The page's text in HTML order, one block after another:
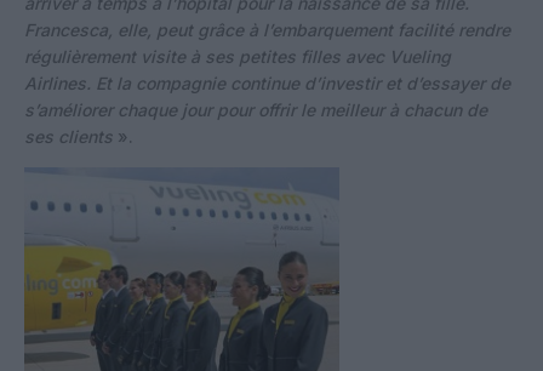
Francesca, elle, peut grâce à l’embarquement facilité rendre
régulièrement visite à ses petites filles avec Vueling
Airlines. Et la compagnie continue d’investir et d’essayer de
s’améliorer chaque jour pour offrir le meilleur à chacun de
ses clients ».